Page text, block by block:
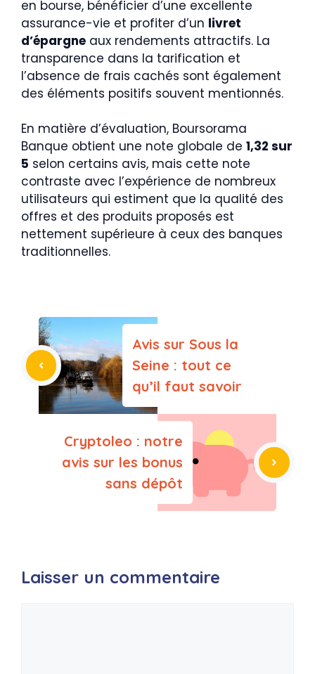
en bourse, bénéficier d’une excellente
assurance-vie et profiter d’un livret
d’épargne aux rendements attractifs. La
transparence dans la tarification et
l’absence de frais cachés sont également
des éléments positifs souvent mentionnés.
En matière d’évaluation, Boursorama
Banque obtient une note globale de 1,32 sur
5 selon certains avis, mais cette note
contraste avec l’expérience de nombreux
utilisateurs qui estiment que la qualité des
offres et des produits proposés est
nettement supérieure à ceux des banques
traditionnelles.
Avis sur Sous la
Seine : tout ce
qu’il faut savoir
Cryptoleo : notre
avis sur les bonus
sans dépôt
Laisser un commentaire